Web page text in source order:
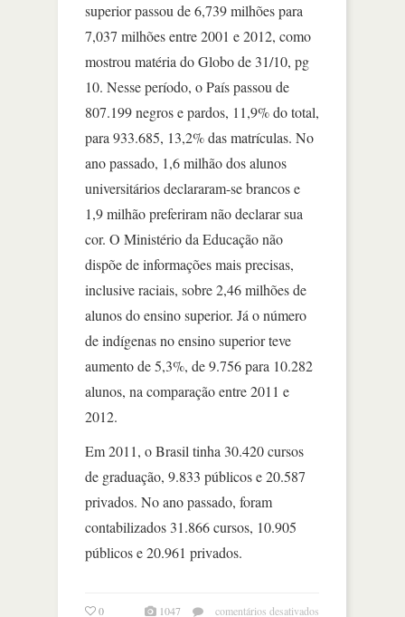
superior passou de 6,739 milhões para
7,037 milhões entre 2001 e 2012, como
mostrou matéria do Globo de 31/10, pg
10. Nesse período, o País passou de
807.199 negros e pardos, 11,9% do total,
para 933.685, 13,2% das matrículas. No
ano passado, 1,6 milhão dos alunos
universitários declararam-se brancos e
1,9 milhão preferiram não declarar sua
cor. O Ministério da Educação não
dispõe de informações mais precisas,
inclusive raciais, sobre 2,46 milhões de
alunos do ensino superior. Já o número
de indígenas no ensino superior teve
aumento de 5,3%, de 9.756 para 10.282
alunos, na comparação entre 2011 e
2012.
Em 2011, o Brasil tinha 30.420 cursos
de graduação, 9.833 públicos e 20.587
privados. No ano passado, foram
contabilizados 31.866 cursos, 10.905
públicos e 20.961 privados.
0 1047 comentários desativados